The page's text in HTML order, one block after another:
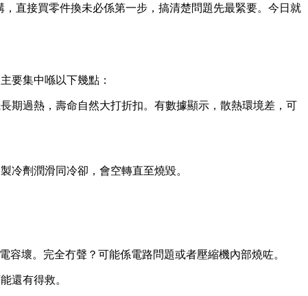
直接買零件換未必係第一步，搞清楚問題先最緊要。今日就
要集中喺以下幾點：
期過熱，壽命自然大打折扣。有數據顯示，散熱環境差，可
冷劑潤滑同冷卻，會空轉直至燒毀。
容壞。完全冇聲？可能係電路問題或者壓縮機內部燒咗。
還有得救。